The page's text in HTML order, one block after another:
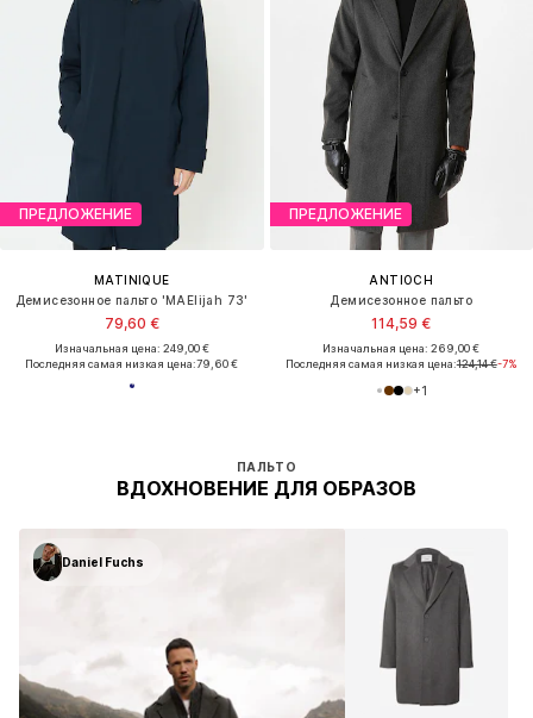
ПРЕДЛОЖЕНИЕ
MATINIQUE
Демисезонное пальто 'MAElijah 73'
79,60 €
Изначальная цена: 249,00 €
Последняя самая низкая цена:79,60 €
ПРЕДЛОЖЕНИЕ
ANTIOCH
Демисезонное пальто
114,59 €
Изначальная цена: 269,00 €
Последняя самая низкая цена:124,14 €-7%
+1
ПАЛЬТО
ВДОХНОВЕНИЕ ДЛЯ ОБРАЗОВ
Daniel Fuchs